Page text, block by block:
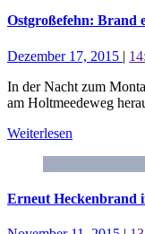
Ostgroßefehn: Brand
Dezember 17, 2015 |
In der Nacht zum
am Holtmeedeweg
Weiterlesen
Erneut Heckenbrand